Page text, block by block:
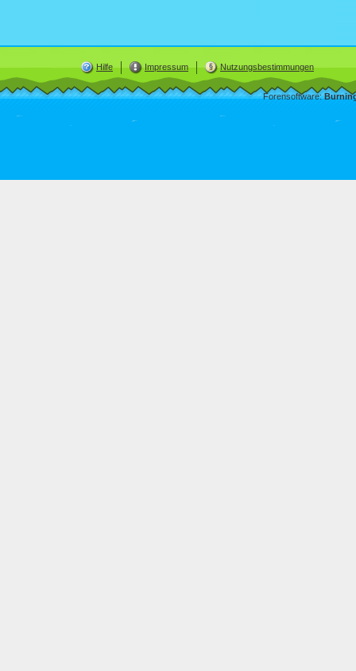
Hilfe Impressum Nutzungsbestimmungen
Forensoftware: